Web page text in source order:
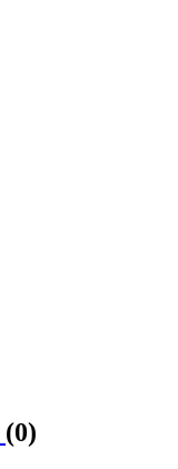
(0)